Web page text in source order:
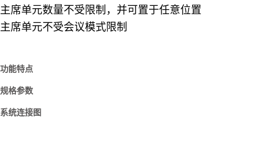
主席单元数量不受限制，并可置于任意位置
主席单元不受会议模式限制
功能特点
规格参数
系统连接图